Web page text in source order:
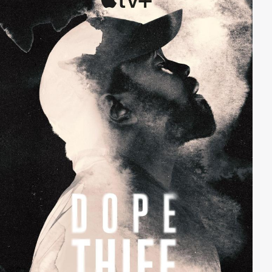
vorwiegend schwulen Opfer aufarbeiten sowie die
Traumata, welche die Morde bei den Hinterbliebenen
auslösten.